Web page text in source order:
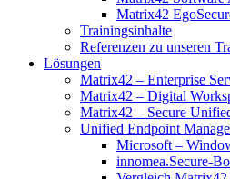
Matrix42
Trainingsinhalte
Referenzen zu unseren
Lösungen
Matrix42 – Enterprise
Matrix42 – Digital
Matrix42 – Secure
Unified Endpoint
Microsoft –
innomea.Secure-